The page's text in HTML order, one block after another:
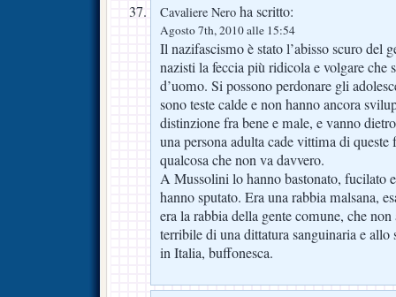
Cavaliere Nero ha scritto:
Agosto 7th, 2010 alle 15:54
Il nazifascismo è stato l’abisso scuro del
nazisti la feccia più ridicola e volgare che
d’uomo. Si possono perdonare gli
sono teste calde e non hanno ancora
distinzione fra bene e male, e vanno
una persona adulta cade vittima di queste
qualcosa che non va davvero.
A Mussolini lo hanno bastonato, fucilato
hanno sputato. Era una rabbia malsana,
era la rabbia della gente comune, che
terribile di una dittatura sanguinaria e allo
in Italia, buffonesca.